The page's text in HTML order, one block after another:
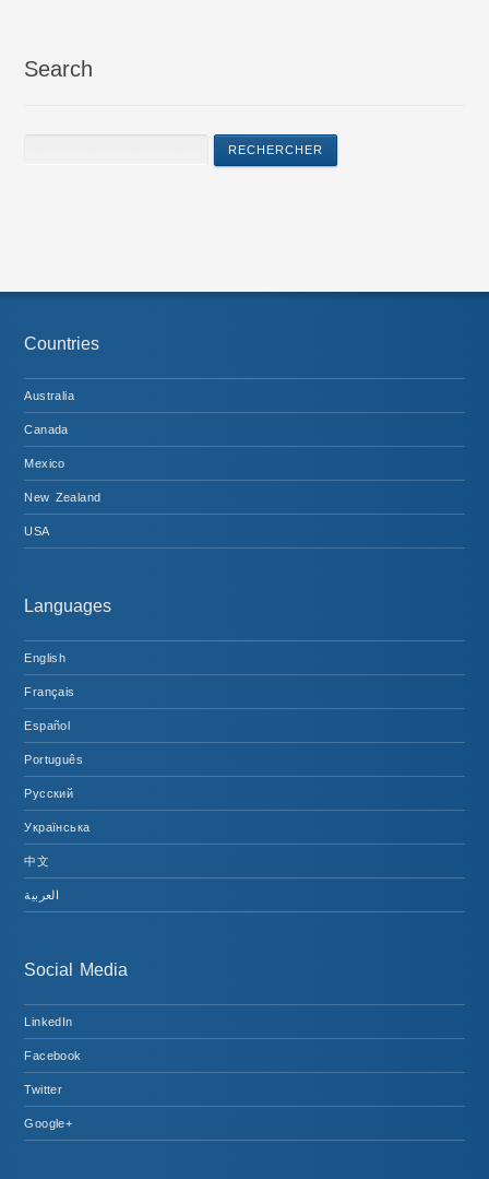
Search
Countries
Australia
Canada
Mexico
New Zealand
USA
Languages
English
Français
Español
Português
Русский
Українська
中文
العربية
Social Media
LinkedIn
Facebook
Twitter
Google+